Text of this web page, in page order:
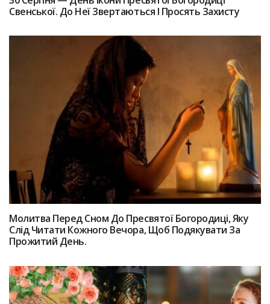
Свенської. До Неї Звертаються І Просять Захисту
Молитва Перед Сном До Пресвятої Богородиці, Яку
Слід Читати Кожного Вечора, Щоб Подякувати За
Прожитий День.